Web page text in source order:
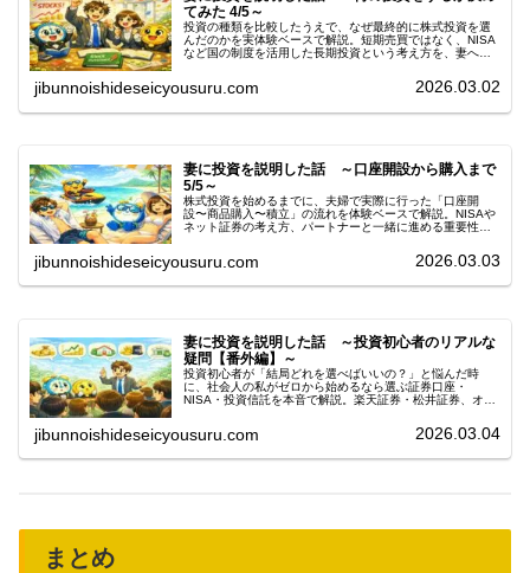
てみた 4/5～
投資の種類を比較したうえで、なぜ最終的に株式投資を選
んだのかを実体験ベースで解説。短期売買ではなく、NISA
など国の制度を活用した長期投資という考え方を、妻への
jibunnoishideseicyousuru.com 2026.03.02
妻に投資を説明した話 ～口座開設から購入まで
5/5～
株式投資を始めるまでに、夫婦で実際に行った「口座開
設〜商品購入〜積立」の流れを体験ベースで解説。NISAや
ネット証券の考え方、パートナーと一緒に進める重要性ま
jibunnoishideseicyousuru.com 2026.03.03
妻に投資を説明した話 ～投資初心者のリアルな
疑問【番外編】～
投資初心者が「結局どれを選べばいいの？」と悩んだ時
に、社会人の私がゼロから始めるなら選ぶ証券口座・
NISA・投資信託を本音で解説。楽天証券・松井証券、オル
jibunnoishideseicyousuru.com 2026.03.04
まとめ